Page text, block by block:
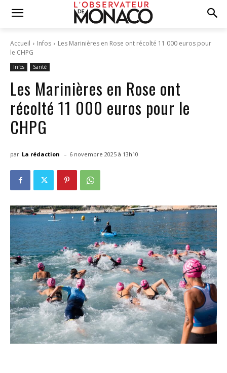
Accueil Infos
Les Marinières en Rose ont récolté 11 000 euros pour
le CHPG
Infos Santé
Les Marinières en Rose ont
récolté 11 000 euros pour le
CHPG
par La rédaction - 6 novembre 2025 à 13h10